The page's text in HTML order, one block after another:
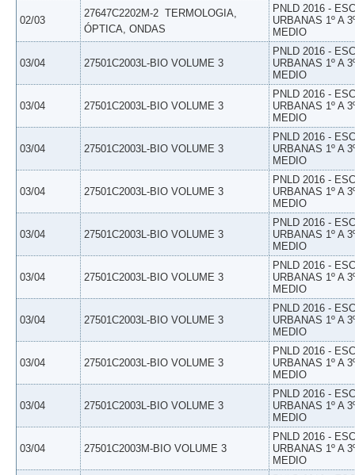
02/03
27647C2202M-2  TERMOLOGIA,
ÓPTICA, ONDAS
PNLD 2016 -
URBANAS 1º A
MEDIO
03/04 27501C2003L-BIO VOLUME 3
PNLD 2016 -
URBANAS 1º A
MEDIO
03/04 27501C2003L-BIO VOLUME 3
PNLD 2016 -
URBANAS 1º A
MEDIO
03/04 27501C2003L-BIO VOLUME 3
PNLD 2016 -
URBANAS 1º A
MEDIO
03/04 27501C2003L-BIO VOLUME 3
PNLD 2016 -
URBANAS 1º A
MEDIO
03/04 27501C2003L-BIO VOLUME 3
PNLD 2016 -
URBANAS 1º A
MEDIO
03/04 27501C2003L-BIO VOLUME 3
PNLD 2016 -
URBANAS 1º A
MEDIO
03/04 27501C2003L-BIO VOLUME 3
PNLD 2016 -
URBANAS 1º A
MEDIO
03/04 27501C2003L-BIO VOLUME 3
PNLD 2016 -
URBANAS 1º A
MEDIO
03/04 27501C2003L-BIO VOLUME 3
PNLD 2016 -
URBANAS 1º A
MEDIO
03/04 27501C2003M-BIO VOLUME 3
PNLD 2016 -
URBANAS 1º A
MEDIO